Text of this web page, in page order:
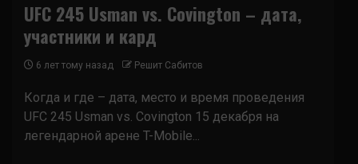
UFC 245 Usman vs. Covington – дата,
участники и кард
6 лет тому назад Решит Сабитов
Когда и где – дата, место и время проведения
UFC 245 Usman vs. Covington 15 декабря на
легендарной арене T-Mobile...